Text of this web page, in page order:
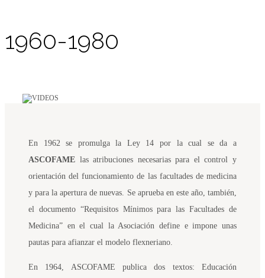
1960-1980
En 1962 se promulga la Ley 14 por la cual se da a
ASCOFAME las atribuciones necesarias para el control y
orientación del funcionamiento de las facultades de medicina
y para la apertura de nuevas. Se aprueba en este año, también,
el documento “Requisitos Mínimos para las Facultades de
Medicina” en el cual la Asociación define e impone unas
pautas para afianzar el modelo flexneriano.
En 1964, ASCOFAME publica dos textos: Educación